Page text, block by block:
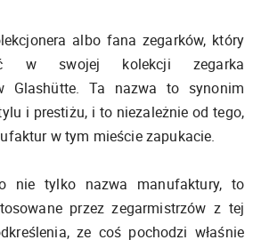
albo fana zegarków, który
w swojej kolekcji zegarka
Glashütte. Ta nazwa to synonim
i prestiżu, i to niezależnie od tego,
w tym mieście zapukacie.
nie tylko nazwa manufaktury, to
przez zegarmistrzów z tej
ze coś pochodzi właśnie